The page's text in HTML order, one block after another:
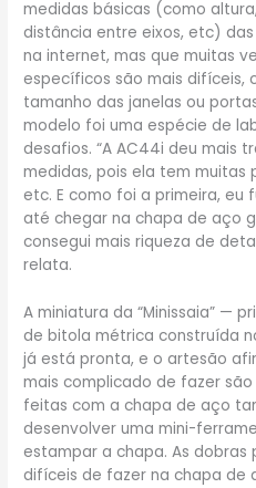
medidas básicas (como
distância entre eixos, etc)
na internet, mas que muitas
específicos são mais difíceis,
tamanho das janelas ou
modelo foi uma espécie de
desafios. “A AC44i deu mais
medidas, pois ela tem muitas
etc. E como foi a primeira, eu
até chegar na chapa de aço
consegui mais riqueza de
relata.
A miniatura da “Minissaia” —
de bitola métrica construída
já está pronta, e o artesão
mais complicado de fazer
feitas com a chapa de aço
desenvolver uma mini-
estampar a chapa. As dobras
difíceis de fazer na chapa de